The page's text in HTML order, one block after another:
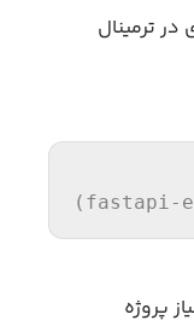
ترمینال
(fastapi-
پروژه